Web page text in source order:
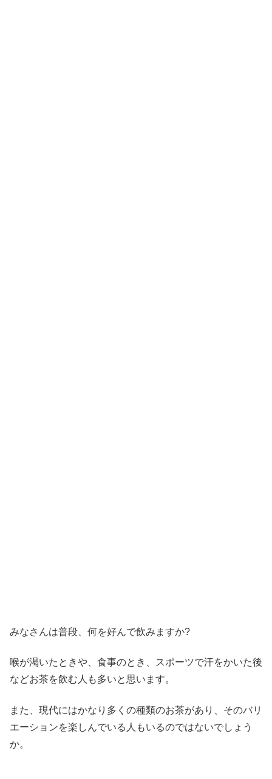
みなさんは普段、何を好んで飲みますか?
喉が渇いたときや、食事のとき、スポーツで汗をかいた後
などお茶を飲む人も多いと思います。
また、現代にはかなり多くの種類のお茶があり、そのバリ
エーションを楽しんでいる人もいるのではないでしょう
か。